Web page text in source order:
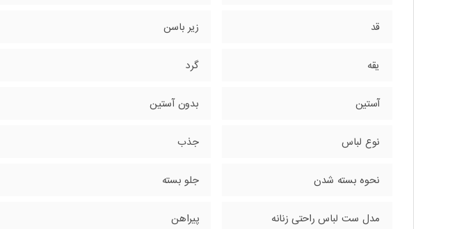
قد زیر باسن
یقه گرد
آستین بدون آستین
نوع لباس جذب
نحوه بسته شدن جلو بسته
مدل ست لباس راحتی زنانه پیراهن